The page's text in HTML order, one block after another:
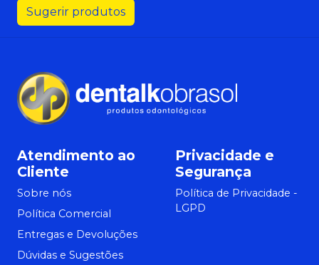
Sugerir produtos
Atendimento ao
Cliente
Sobre nós
Política Comercial
Entregas e Devoluções
Dúvidas e Sugestões
Privacidade e
Segurança
Política de Privacidade -
LGPD